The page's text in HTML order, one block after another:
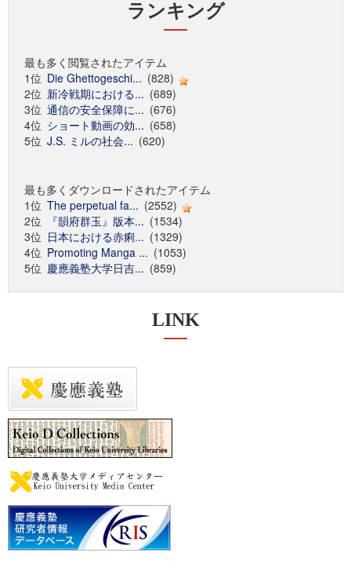
ランキング
最も多く閲覧されたアイテム
1位 Die Ghettogeschi... (828)
2位 新冷戦期における... (689)
3位 通信の安全保障に... (676)
4位 ショート動画の効... (658)
5位 J.S. ミルの社会... (620)
最も多くダウンロードされたアイテム
1位 The perpetual fa... (2552)
2位
『韻府群玉』版本... (1534)
3位 日本における赤痢... (1329)
4位 Promoting Manga ... (1053)
5位 慶應義塾大学日吉... (859)
LINK